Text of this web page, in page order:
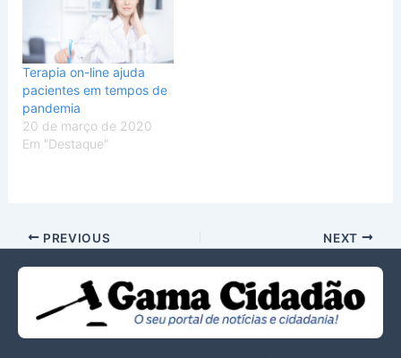
Terapia on-line ajuda
pacientes em tempos de
pandemia
20 de março de 2020
Em "Destaque"
PREVIOUS NEXT